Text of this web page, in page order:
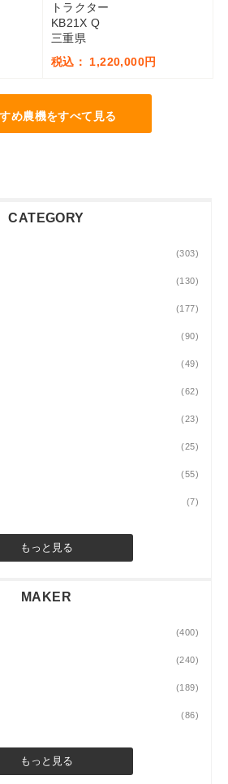
トラクター
KB21X Q
三重県
税込： 1,220,000円
め農機をすべて見る
CATEGORY
(303)
(130)
(177)
(90)
(49)
(62)
(23)
(25)
(55)
(7)
もっと見る
MAKER
(400)
(240)
(189)
(86)
もっと見る